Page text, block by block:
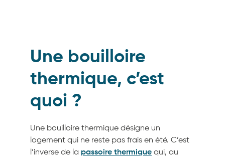
Une bouilloire
thermique, c’est
quoi ?
Une bouilloire thermique désigne un
logement qui ne reste pas frais en été. C’est
l’inverse de la passoire thermique qui, au